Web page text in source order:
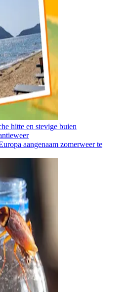
hitte en stevige buien
aangenaam zomerweer te